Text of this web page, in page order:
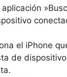
el iPhone
de